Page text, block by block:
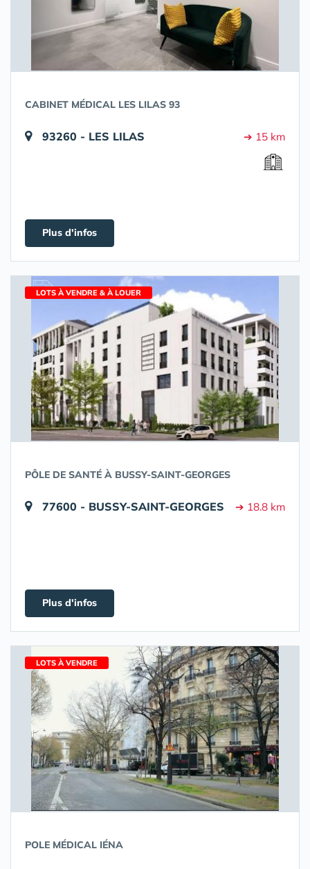
CABINET MÉDICAL LES LILAS 93
93260 - LES LILAS ➔ 15 km
Plus d'infos
LOTS À VENDRE & À LOUER
PÔLE DE SANTÉ À BUSSY-SAINT-GEORGES
77600 - BUSSY-SAINT-GEORGES ➔ 18.8 km
Plus d'infos
LOTS À VENDRE
POLE MÉDICAL IÉNA